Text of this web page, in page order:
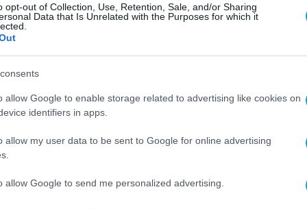
opt-out of Collection, Use, Retention, Sale, and/or Sharing
Data that Is Unrelated with the Purposes for which it
allow Google to enable storage related to advertising like cookies on
identifiers in apps.
allow my user data to be sent to Google for online advertising
allow Google to send me personalized advertising.
akart elbújni a rendőrök elől, de
elbújni a rendőrök elől, majd a nevét sem akarta elárulni
videó is készült. Kiderült, drogot is rejteget, amire azt